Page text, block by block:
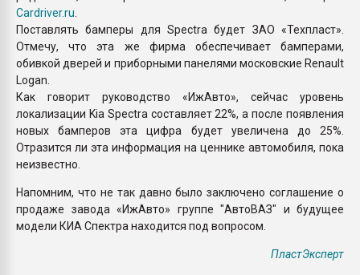
Cardriver.ru
Поставлять бамперы для Spectra будет ЗАО «Техпласт».
Отмечу, что эта же фирма обеспечивает бамперами,
обивкой дверей и приборными панелями московские Renault
Logan.
Как говорит руководство «ИжАвто», сейчас уровень
локализации Kia Spectra составляет 22%, а после появления
новых бамперов эта цифра будет увеличена до 25%.
Отразится ли эта информация на ценнике автомобиля, пока
неизвестно.
Напомним, что не так давно было заключено соглашение о
продаже завода «ИжАвто» группе "АвтоВАЗ" и будущее
модели КИА Спектра находится под вопросом.
ПластЭксперт